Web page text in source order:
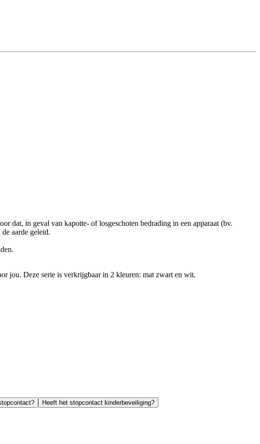
dat, in geval van kapotte- of losgeschoten bedrading in een apparaat (bv.
aarde geleid.
jou. Deze serie is verkrijgbaar in 2 kleuren: mat zwart en wit.
Heeft het stopcontact kinderbeveiliging?